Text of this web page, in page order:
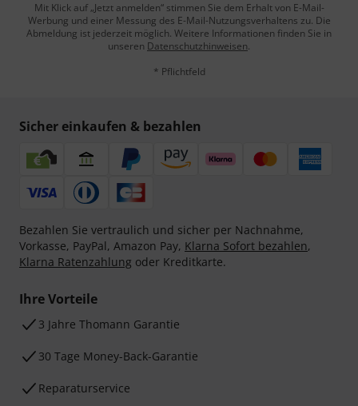
Mit Klick auf „Jetzt anmelden“ stimmen Sie dem Erhalt von E-Mail-
Werbung und einer Messung des E-Mail-Nutzungsverhaltens zu. Die
Abmeldung ist jederzeit möglich. Weitere Informationen finden Sie in
unseren Datenschutzhinweisen.
* Pflichtfeld
Sicher einkaufen & bezahlen
Bezahlen Sie vertraulich und sicher per Nachnahme,
Vorkasse, PayPal, Amazon Pay, Klarna Sofort bezahlen,
Klarna Ratenzahlung oder Kreditkarte.
Ihre Vorteile
3 Jahre Thomann Garantie
30 Tage Money-Back-Garantie
Reparaturservice